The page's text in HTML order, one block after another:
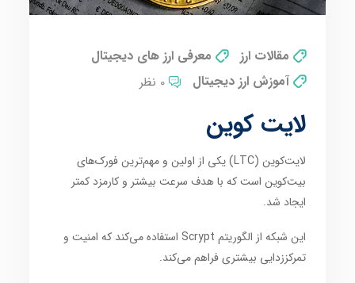
مقالات ارز
معرفی ارز های دیجیتال
آموزش ارز دیجیتال
0 نظر
لایت کوین
لایت‌کوین (LTC) یکی از اولین و مهم‌ترین فورک‌های
بیت‌کوین است که با هدف سرعت بیشتر و کارمزد کمتر
ایجاد شد.
این شبکه از الگوریتم Scrypt استفاده می‌کند که امنیت و
تمرکززدایی بیشتری فراهم می‌کند.